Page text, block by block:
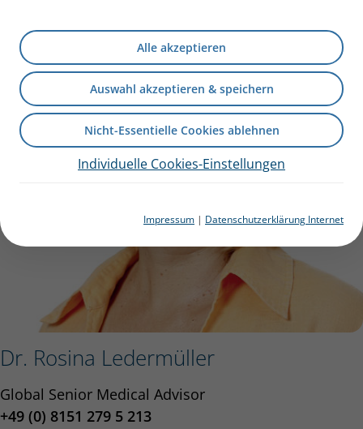
Alle akzeptieren
Auswahl akzeptieren & speichern
Nicht-Essentielle Cookies ablehnen
Individuelle Cookies-Einstellungen
Impressum | Datenschutzerklärung Internet
Dr. Rosina Ledermüller
Global Senior Medical Advisor
+49 (0) 8151 279 5 213